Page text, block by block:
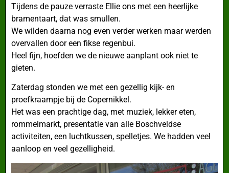
Tijdens de pauze verraste Ellie ons met een heerlijke
bramentaart, dat was smullen.
We wilden daarna nog even verder werken maar werden
overvallen door een fikse regenbui.
Heel fijn, hoefden we de nieuwe aanplant ook niet te
gieten.
Zaterdag stonden we met een gezellig kijk- en
proefkraampje bij de Copernikkel.
Het was een prachtige dag, met muziek, lekker eten,
rommelmarkt, presentatie van alle Boschveldse
activiteiten, een luchtkussen, spelletjes. We hadden veel
aanloop en veel gezelligheid.